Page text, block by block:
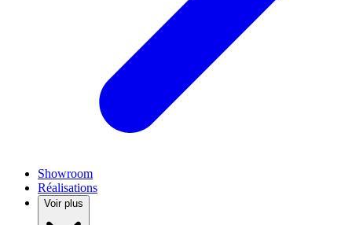
Showroom
Réalisations
Voir plus